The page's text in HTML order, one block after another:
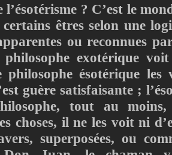
l’ésotérisme ? C’est le
êtres selon une
ou reconnues
exotérique voit
philosophe ésotérique les
guère satisfaisante ;
tout au moins,
choses, il ne les voit ni
superposées, ou